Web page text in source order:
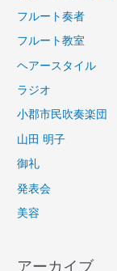
フルート奏者
フルート教室
ヘアースタイル
ラジオ
小郡市民吹奏楽団
山田 明子
御礼
発表会
美容
アーカイブ